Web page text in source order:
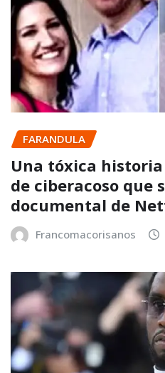
FARANDULA
Una tóxica
de ciberacoso que
documental de
Francomacorisanos